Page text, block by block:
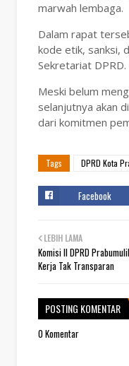
marwah lembaga.
Dalam rapat
kode etik, sanksi,
Sekretariat DPRD.
Meski belum
selanjutnya akan
dari komitmen
Tags DPRD Kota
Facebook
LEBIH LAMA
Komisi II DPRD
Kerja Tak Transparan
POSTING KOMENTAR
0 Komentar